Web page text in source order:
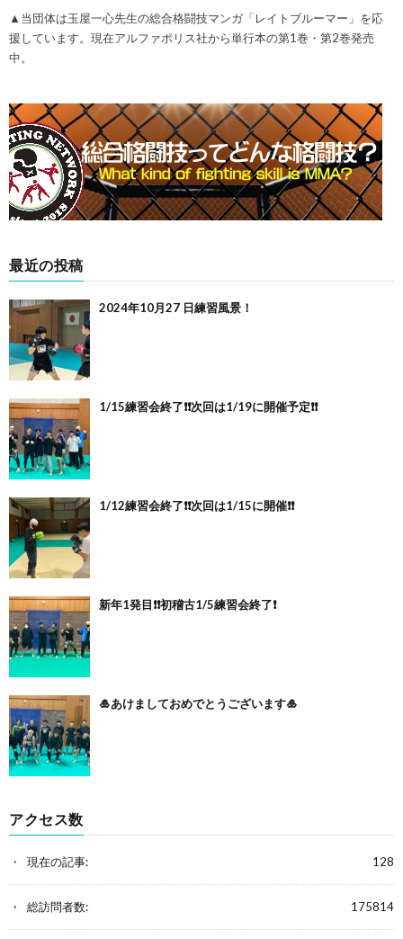
▲当団体は玉屋一心先生の総合格闘技マンガ「レイトブルーマー」を応
援しています。現在アルファポリス社から単行本の第1巻・第2巻発売
中。
最近の投稿
2024年10月27 日練習風景！
1/15練習会終了❗️❗️次回は1/19に開催予定❗️❗️
1/12練習会終了❗️❗️次回は1/15に開催❗️❗️
新年1発目❗️❗️初稽古1/5練習会終了❗️
🎍あけましておめでとうございます🎍
アクセス数
128
現在の記事:
175814
総訪問者数: